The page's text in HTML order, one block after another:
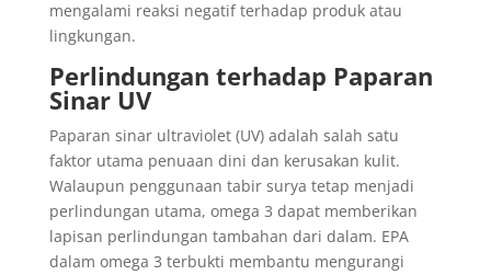
mengalami reaksi negatif terhadap produk atau
lingkungan.
Perlindungan terhadap Paparan
Sinar UV
Paparan sinar ultraviolet (UV) adalah salah satu
faktor utama penuaan dini dan kerusakan kulit.
Walaupun penggunaan tabir surya tetap menjadi
perlindungan utama, omega 3 dapat memberikan
lapisan perlindungan tambahan dari dalam. EPA
dalam omega 3 terbukti membantu mengurangi